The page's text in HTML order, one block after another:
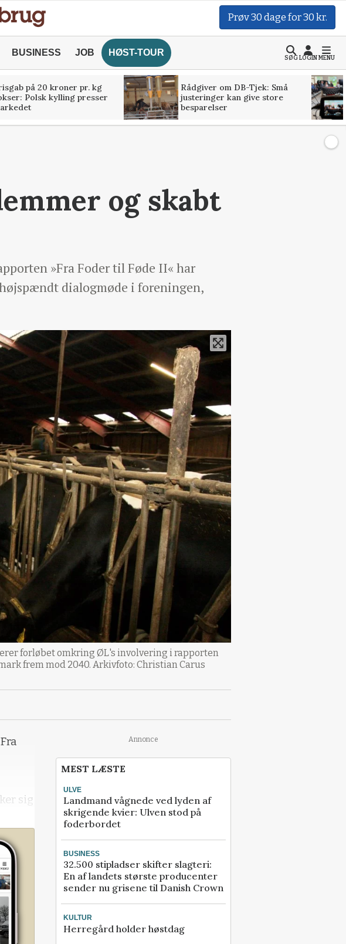
Prøv 30 dage for 30 kr.
BUSINESS JOB HØST-TOUR
SØGLOGINMENU
på 20 kroner pr. kg
Polsk kylling presser
Rådgiver om DB-Tjek: Små
justeringer kan give store
besparelser
og skabt
»Fra Foder til Føde II« har
dialogmøde i foreningen,
forløbet omkring ØL's involvering i rapporten
frem mod 2040. Arkivfoto: Christian Carus
sig
Annonce
MEST LÆSTE
ULVE
Landmand vågnede ved lyden af
skrigende kvier: Ulven stod på
foderbordet
BUSINESS
32.500 stipladser skifter slagteri:
En af landets største producenter
sender nu grisene til Danish Crown
KULTUR
Herregård holder høstdag